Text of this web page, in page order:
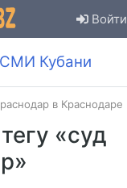
Войти
Кубани
в Краснодаре
«суд